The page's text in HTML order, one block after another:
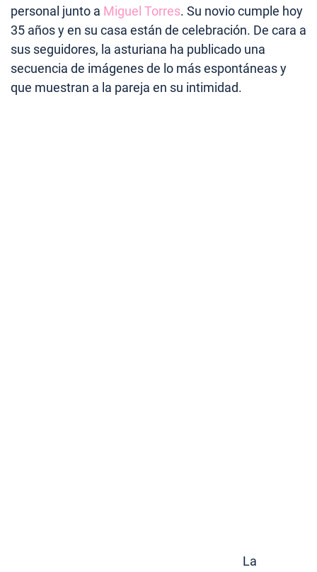
personal junto a Miguel Torres. Su novio cumple hoy
35 años y en su casa están de celebración. De cara a
sus seguidores, la asturiana ha publicado una
secuencia de imágenes de lo más espontáneas y
que muestran a la pareja en su intimidad.
La